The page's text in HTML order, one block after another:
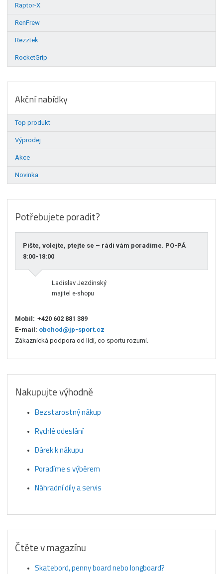
Raptor-X
RenFrew
Rezztek
RocketGrip
Akční nabídky
Top produkt
Výprodej
Akce
Novinka
Potřebujete poradit?
Pište, volejte, ptejte se – rádi vám poradíme. PO-PÁ
8:00-18:00
Ladislav Jezdinský
majitel e-shopu
Mobil: +420 602 881 389
E-mail: obchod@jp-sport.cz
Zákaznická podpora od lidí, co sportu rozumí.
Nakupujte výhodně
Bezstarostný nákup
Rychlé odeslání
Dárek k nákupu
Poradíme s výběrem
Náhradní díly a servis
Čtěte v magazínu
Skatebord, penny board nebo longboard?